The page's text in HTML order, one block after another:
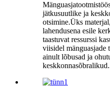
jätkusuutlike ja
otsimine.Üks
lahendusena esile
taastuvat ressurssi
viisidel mänguasjade
ainult lõbusad ja